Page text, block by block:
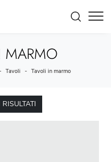
MARMO
Tavoli - Tavoli in marmo